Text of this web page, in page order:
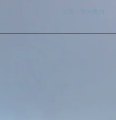
交通・観光案内